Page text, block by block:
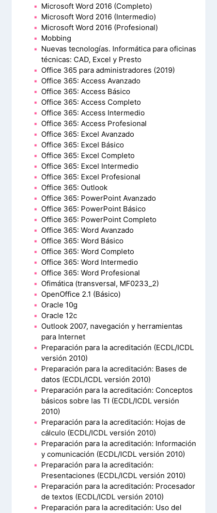
Microsoft Word 2016 (Completo)
Microsoft Word 2016 (Intermedio)
Microsoft Word 2016 (Profesional)
Mobbing
Nuevas tecnologías. Informática para oficinas
técnicas: CAD, Excel y Presto
Office 365 para administradores (2019)
Office 365: Access Avanzado
Office 365: Access Básico
Office 365: Access Completo
Office 365: Access Intermedio
Office 365: Access Profesional
Office 365: Excel Avanzado
Office 365: Excel Básico
Office 365: Excel Completo
Office 365: Excel Intermedio
Office 365: Excel Profesional
Office 365: Outlook
Office 365: PowerPoint Avanzado
Office 365: PowerPoint Básico
Office 365: PowerPoint Completo
Office 365: Word Avanzado
Office 365: Word Básico
Office 365: Word Completo
Office 365: Word Intermedio
Office 365: Word Profesional
Ofimática (transversal, MF0233_2)
OpenOffice 2.1 (Básico)
Oracle 10g
Oracle 12c
Outlook 2007, navegación y herramientas
para Internet
Preparación para la acreditación (ECDL/ICDL
versión 2010)
Preparación para la acreditación: Bases de
datos (ECDL/ICDL versión 2010)
Preparación para la acreditación: Conceptos
básicos sobre las TI (ECDL/ICDL versión
2010)
Preparación para la acreditación: Hojas de
cálculo (ECDL/ICDL versión 2010)
Preparación para la acreditación: Información
y comunicación (ECDL/ICDL versión 2010)
Preparación para la acreditación:
Presentaciones (ECDL/ICDL versión 2010)
Preparación para la acreditación: Procesador
de textos (ECDL/ICDL versión 2010)
Preparación para la acreditación: Uso del